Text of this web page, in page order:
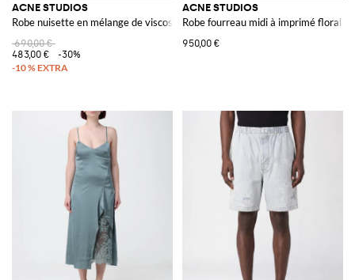
ACNE STUDIOS
Robe nuisette en mélange de viscose avec empiècement en dentelle
690,00 €
483,00 €
-30%
ACNE STUDIOS
Robe fourreau midi à imprimé floral
950,00 €